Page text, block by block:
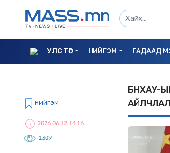
УЛС ТӨР НИЙГЭМ ГАДААД
НИЙГЭМ
2026.06.12 14:16
1309
БНXАУ-